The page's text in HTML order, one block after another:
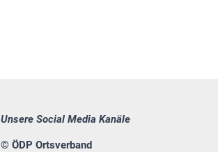
Unsere Social Media Kanäle
© ÖDP Ortsverband